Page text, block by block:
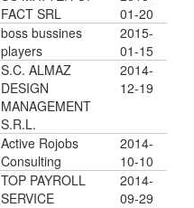
FACT SRL
01-20
boss bussines
players
2015-
01-15
S.C. ALMAZ
DESIGN
MANAGEMENT
S.R.L.
2014-
12-19
Active Rojobs
Consulting
2014-
10-10
TOP PAYROLL
SERVICE
2014-
09-29